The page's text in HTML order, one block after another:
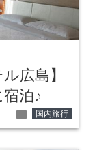
広島】
泊♪
folder 国内旅行